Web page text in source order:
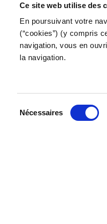
Ce site web utilise des
En poursuivant votre
(“cookies”) (y compris
navigation, vous en
la navigation.
Nécessaires